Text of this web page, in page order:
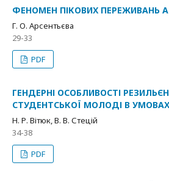
ФЕНОМЕН ПІКОВИХ ПЕРЕЖИВАНЬ
Г. О. Арсентьєва
29-33
PDF
ГЕНДЕРНІ ОСОБЛИВОСТІ
СТУДЕНТСЬКОЇ МОЛОДІ В УМОВАХ
Н. Р. Вітюк, В. В. Стецій
34-38
PDF